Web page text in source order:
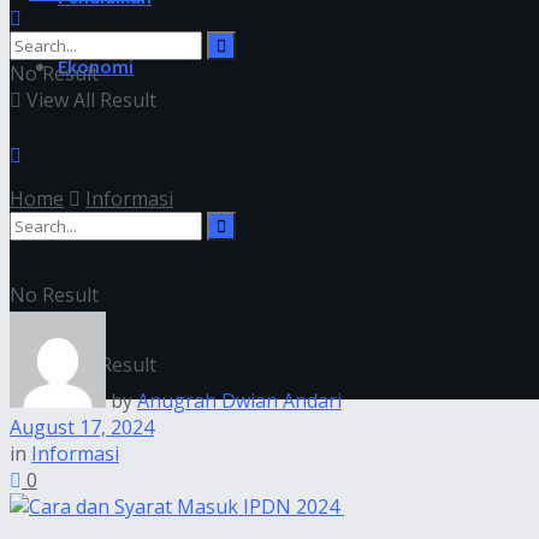
Ekonomi
No Result
View All Result
No Result
View All Result
Home Informasi
byAnugrah Dwian Andari
August 17, 2024
in Informasi
0